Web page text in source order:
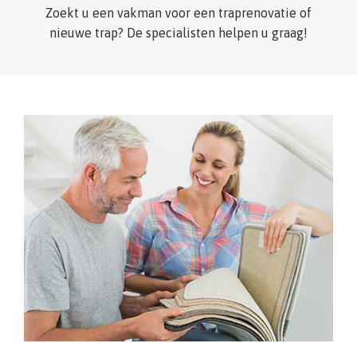
Zoekt u een vakman voor een traprenovatie of
nieuwe trap? De specialisten helpen u graag!